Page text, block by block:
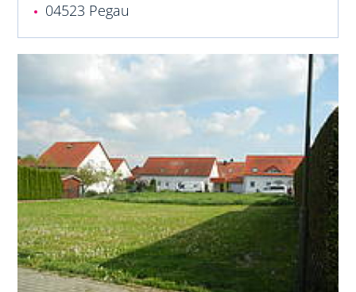
04523 Pegau